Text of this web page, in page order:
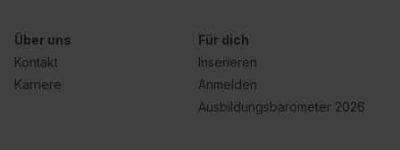
einzelnen Cookies findest du durch Klick auf „Details
Über uns
Kontakt
Karriere
Für dich
Inserieren
Anmelden
Ausbildungsbarometer 2026